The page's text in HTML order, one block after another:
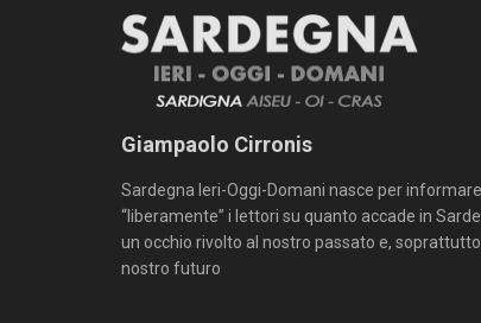
Giampaolo Cirronis
Sardegna Ieri-Oggi-Domani nasce per informare
“liberamente” i lettori su quanto accade in
un occhio rivolto al nostro passato e,
nostro futuro